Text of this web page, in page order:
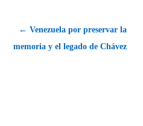
← Venezuela por preservar la
memoria y el legado de Chávez